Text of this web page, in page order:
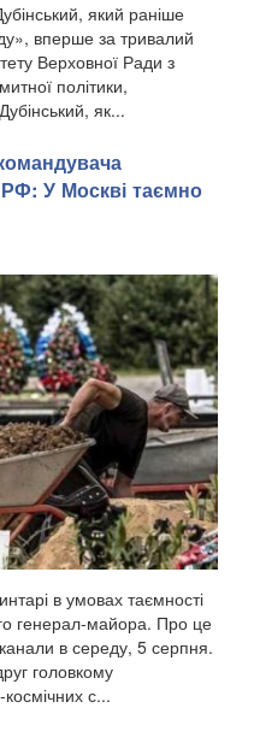
який раніше
вперше за тривалий
Верховної Ради з
політики,
як...
У Москві таємно
в умовах таємності
генерал-майора. Про це
в середу, 5 серпня.
головкому
с...